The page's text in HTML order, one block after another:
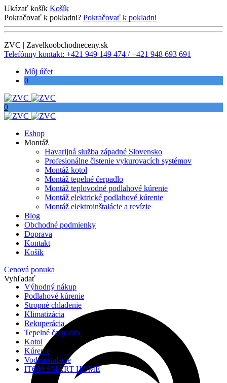
Ukázať košík Košík
Pokračovať k pokladni? Pokračovať k pokladni
ZVC | Zavelkoobchodneceny.sk
Telefónny kontakt: +421 949 149 474 / +421 948 693 691
Môj účet
0
0
Eshop
Montáž
Havarijná služba západné Slovensko
Profesionálne čistenie vykurovacích systémov
Montáž kotol
Montáž tepelné čerpadlo
Montáž teplovodné podlahové kúrenie
Montáž elektrické podlahové kúrenie
Montáž elektroinštalácie a revízie
Blog
Obchodné podmienky
Doprava
Kontakt
Košík
Cenová ponuka
Vyhľadať
Výhodný nákup
Podlahové kúrenie
Stropné chladenie
Klimatizácia
Rekuperácia
Tepelné čerpadlo
Kotol
Kúrenie
Vodoinštalácie
IT600 SMART HOME